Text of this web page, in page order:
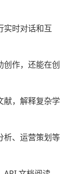
实时对话和互
创作，还能在创
献，解释复杂学
析、运营策划等